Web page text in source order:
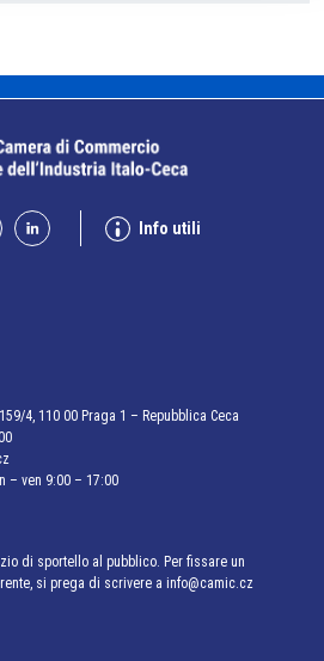
Info utili
4, 110 00 Praga 1 – Repubblica Ceca
– ven 9:00 – 17:00
di sportello al pubblico. Per fissare un
si prega di scrivere a info@camic.cz